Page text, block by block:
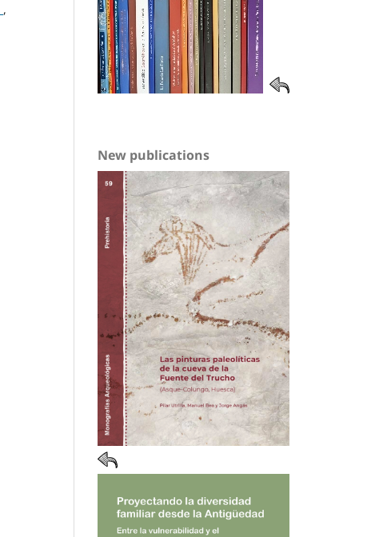
,
New publications